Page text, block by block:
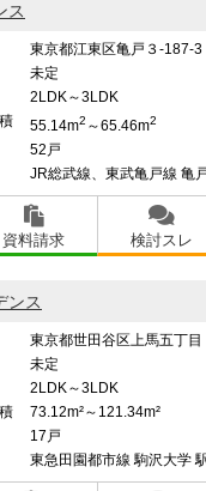
ス
東京都江東区亀戸３-187-3
未定
2LDK～3LDK
55.14m2 ～65.46m2
52戸
JR総武線、東武亀戸線 亀
資料請求 検討スレ
ンス
東京都世田谷区上馬五丁目
未定
2LDK～3LDK
73.12m²～121.34m²
17戸
東急田園都市線 駒沢大学